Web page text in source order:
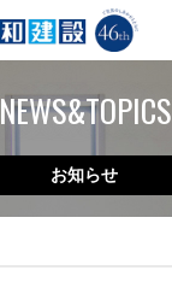
NEWS&TOPICS
お知らせ